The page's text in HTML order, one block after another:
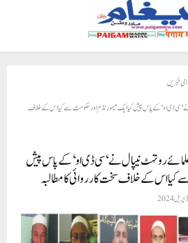
‘سی ڈی او ‘کے پاس پیش کیا ایک میمورنڈم اور حکومت سے کیا اس کے خلاف
روتہٹ نیپال نے ‘سی ڈی او ‘کے پاس پیش
کیا اس کے خلاف سخت کارروائی کا مطالبہ